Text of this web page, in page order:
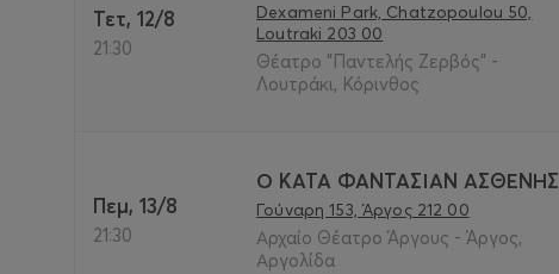
Τετ, 12/8
21:30
Dexameni Park, Chatzopoulou 50,
Loutraki 203 00
Θέατρο "Παντελής Ζερβός" -
Λουτράκι, Κόρινθος
Πεμ, 13/8
21:30
Ο ΚΑΤΑ ΦΑΝΤΑΣΙΑΝ ΑΣΘΕΝΗΣ
Γούναρη 153, Άργος 212 00
Αρχαίο Θέατρο Άργους - Άργος,
Αργολίδα